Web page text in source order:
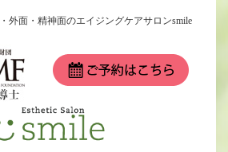
外面・精神面のエイジングケアサロンsmile